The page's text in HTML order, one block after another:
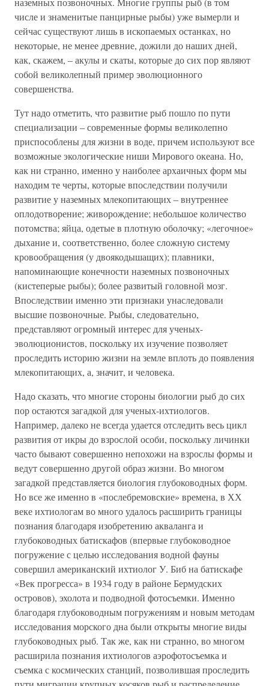
числе и знаменитые панцирные рыбы) уже вымерли и
сейчас существуют лишь в ископаемых останках, но
некоторые, не менее древние, дожили до наших дней,
как, скажем, – акулы и скаты, которые до сих пор являют
собой великолепный пример эволюционного
совершенства.
Тут надо отметить, что развитие рыб пошло по пути
специализации – современные формы великолепно
приспособлены для жизни в воде, причем используют все
возможные экологические ниши Мирового океана. Но,
как ни странно, именно у наиболее архаичных форм мы
находим те черты, которые впоследствии получили
развитие у наземных млекопитающих – внутреннее
оплодотворение; живорождение; небольшое количество
потомства; яйца, одетые в плотную оболочку; «легочное»
дыхание и, соответственно, более сложную систему
кровообращения (у двоякодышащих); плавники,
напоминающие конечности наземных позвоночных
(кистеперые рыбы); более развитый головной мозг.
Впоследствии именно эти признаки унаследовали
высшие позвоночные. Рыбы, следовательно,
представляют огромный интерес для ученых-
эволюционистов, поскольку их изучение позволяет
проследить историю жизни на земле вплоть до появления
млекопитающих, а, значит, и человека.
Надо сказать, что многие стороны биологии рыб до сих
пор остаются загадкой для ученых-ихтиологов.
Например, далеко не всегда удается отследить весь цикл
развития от икры до взрослой особи, поскольку личинки
часто бывают совершенно непохожи на взрослы формы и
ведут совершенно другой образ жизни. Во многом
загадкой представляется биология глубоководных форм.
Но все же именно в «послебремовские» времена, в ХХ
веке ихтиологам во много удалось расширить границы
познания благодаря изобретению акваланга и
глубоководных батискафов (впервые глубоководное
погружение с целью исследования водной фауны
совершил американский ихтиолог У. Биб на батискафе
«Век прогресса» в 1934 году в районе Бермудских
островов), эхолота и подводной фотосъемки. Именно
благодаря глубоководным погружениям и новым методам
исследования морского дна были открыты многие виды
глубоководных рыб. Так же, как ни странно, во многом
расширила познания ихтиологов аэрофотосъемка и
съемка с космических станций, позволившая проследить